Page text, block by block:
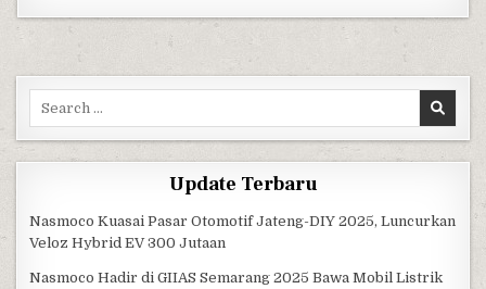
Search for:
Update Terbaru
Nasmoco Kuasai Pasar Otomotif Jateng-DIY 2025, Luncurkan
Veloz Hybrid EV 300 Jutaan
Nasmoco Hadir di GIIAS Semarang 2025 Bawa Mobil Listrik